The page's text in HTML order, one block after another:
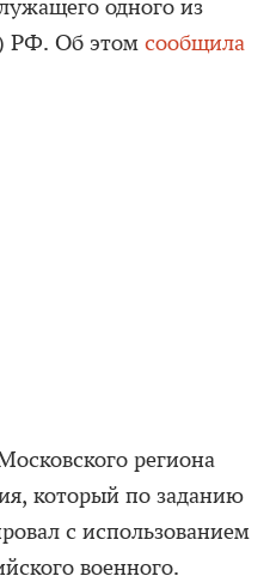
одного из
РФ. Об этом сообщила
региона
который по заданию
с использованием
военного.